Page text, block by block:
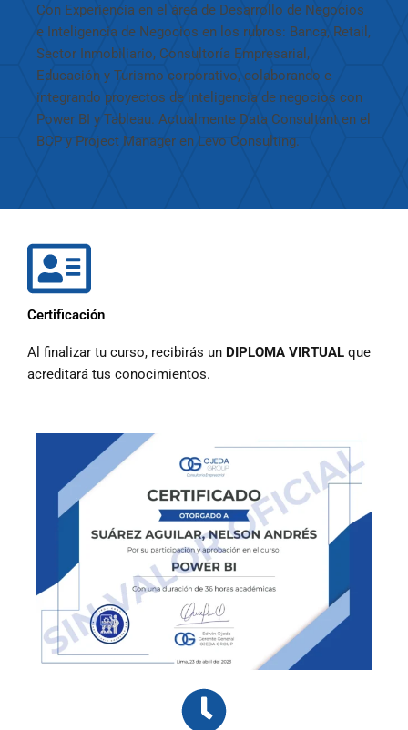
Con Experiencia en el área de Desarrollo de Negocios
e Inteligencia de Negocios en los rubros: Banca, Retail,
Sector Inmobiliario, Consultoría Empresarial,
Educación y Turismo corporativo, colaborando e
integrando proyectos de inteligencia de negocios con
Power BI y Tableau. Actualmente Data Consultant en el
BCP y Project Manager en Levo Consulting.
Certificación
Al finalizar tu curso, recibirás un DIPLOMA VIRTUAL que
acreditará tus conocimientos.